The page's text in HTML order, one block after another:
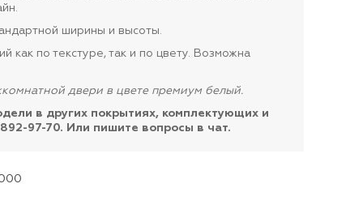
ширины и высоты.
как по текстуре, так и по цвету. Возможна
двери в цвете премиум белый.
в других покрытиях, комплектующих и
97-70. Или пишите вопросы в чат.